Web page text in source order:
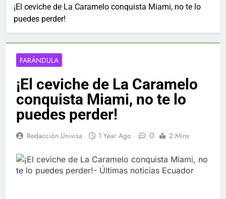
¡El ceviche de La Caramelo conquista Miami, no te lo
puedes perder!
FARÁNDULA
¡El ceviche de La Caramelo
conquista Miami, no te lo
puedes perder!
Redacción Univisa 1 Year Ago 0 2 Mins